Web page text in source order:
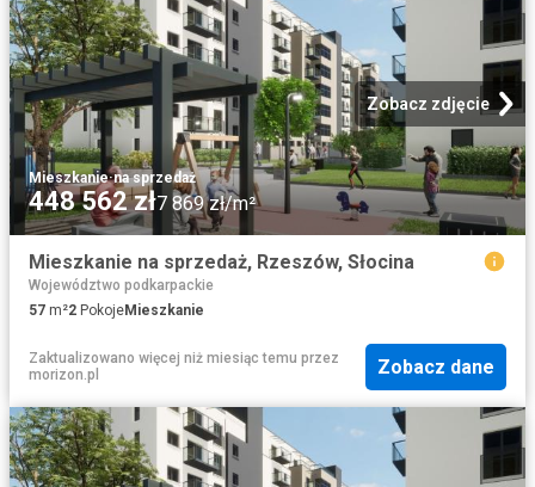
Zobacz zdjęcie
Mieszkanie·na sprzedaż
448 562 zł7 869 zł/m²
Mieszkanie na sprzedaż, Rzeszów, Słocina
Województwo podkarpackie
57 m²2 PokojeMieszkanie
Zaktualizowano więcej niż miesiąc temu przez
morizon.pl
Zobacz dane